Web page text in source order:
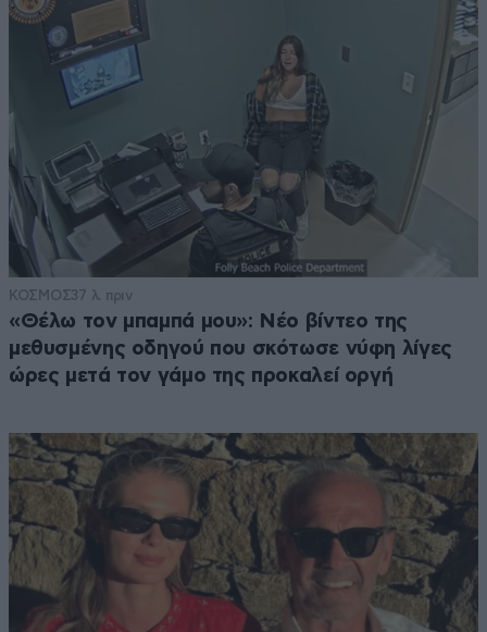
ΚΟΣΜΟΣ37 λ. πριν
«Θέλω τον μπαμπά μου»: Νέο βίντεο της
μεθυσμένης οδηγού που σκότωσε νύφη λίγες
ώρες μετά τον γάμο της προκαλεί οργή